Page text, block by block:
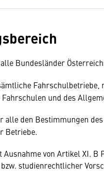
Bundesländer
Fahrschulbetriebe,
und des
alle den Bestimmungen
Betriebe.
Ausnahme von Artikel XI.
studienrechtlicher